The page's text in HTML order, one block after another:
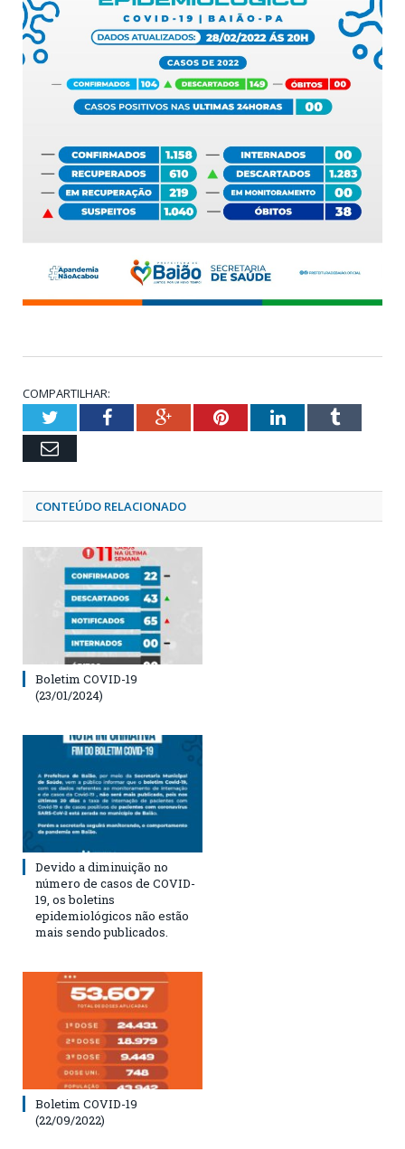
COMPARTILHAR:
TwitterFacebookGoogle+PinterestLinkedInTumblr
Email
CONTEÚDO RELACIONADO
Boletim COVID-19
(23/01/2024)
Devido a diminuição no
número de casos de COVID-
19, os boletins
epidemiológicos não estão
mais sendo publicados.
Boletim COVID-19
(22/09/2022)